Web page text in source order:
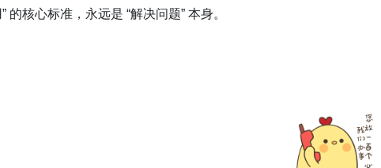
核心标准，永远是 “解决问题” 本身。